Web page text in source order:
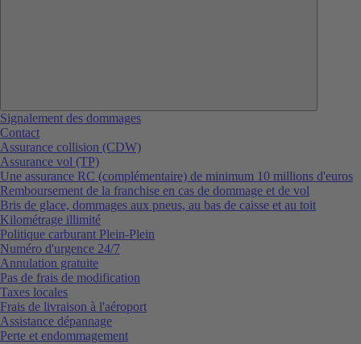
Signalement des dommages
Contact
Assurance collision (CDW)
Assurance vol (TP)
Une assurance RC (complémentaire) de minimum 10 millions d'euros
Remboursement de la franchise en cas de dommage et de vol
Bris de glace, dommages aux pneus, au bas de caisse et au toit
Kilométrage illimité
Politique carburant Plein-Plein
Numéro d'urgence 24/7
Annulation gratuite
Pas de frais de modification
Taxes locales
Frais de livraison à l'aéroport
Assistance dépannage
Perte et endommagement